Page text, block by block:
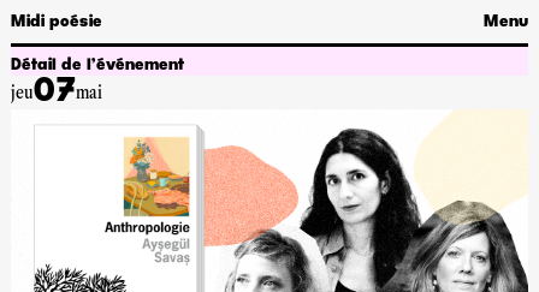
Midi poésie Menu
Détail de l’événement
jeu07mai